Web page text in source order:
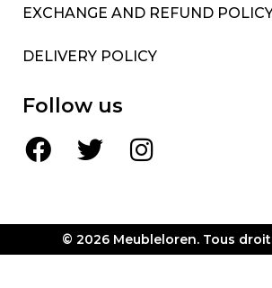
EXCHANGE AND REFUND
DELIVERY POLICY
Follow us
© 2026 Meubleloren. Tous